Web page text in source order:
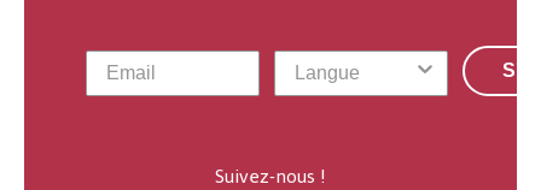
Suivez-nous !